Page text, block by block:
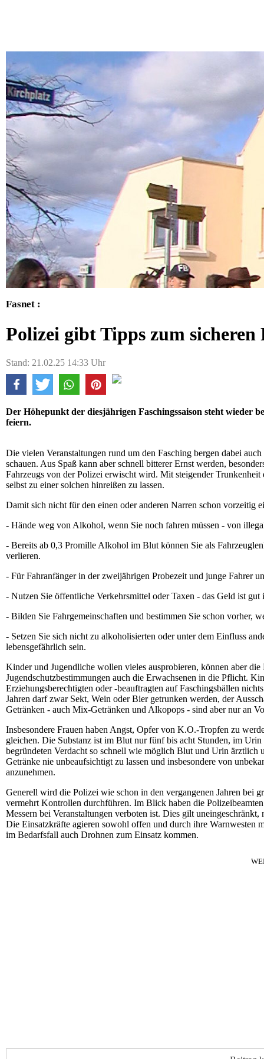
Fasnet :
Polizei gibt Tipps zum sicheren
Stand: 21.02.25 14:33 Uhr
Der Höhepunkt der diesjährigen Faschingssaison steht wieder
feiern.
Die vielen Veranstaltungen rund um den Fasching bergen dabei
schauen. Aus Spaß kann aber schnell bitterer Ernst werden,
Fahrzeugs von der Polizei erwischt wird. Mit steigender
selbst zu einer solchen hinreißen zu lassen.
Damit sich nicht für den einen oder anderen Narren schon
- Hände weg von Alkohol, wenn Sie noch fahren müssen - von
- Bereits ab 0,3 Promille Alkohol im Blut können Sie als
verlieren.
- Für Fahranfänger in der zweijährigen Probezeit und junge Fahrer
- Nutzen Sie öffentliche Verkehrsmittel oder Taxen - das Geld ist gut
- Bilden Sie Fahrgemeinschaften und bestimmen Sie schon vorher,
- Setzen Sie sich nicht zu alkoholisierten oder unter dem Einfluss
lebensgefährlich sein.
Kinder und Jugendliche wollen vieles ausprobieren, können aber
Jugendschutzbestimmungen auch die Erwachsenen in die Pflicht.
Erziehungsberechtigten oder -beauftragten auf Faschingsbällen
Jahren darf zwar Sekt, Wein oder Bier getrunken werden, der
Getränken - auch Mix-Getränken und Alkopops - sind aber nur an
Insbesondere Frauen haben Angst, Opfer von K.O.-Tropfen zu
gleichen. Die Substanz ist im Blut nur fünf bis acht Stunden, im
begründeten Verdacht so schnell wie möglich Blut und Urin
Getränke nie unbeaufsichtigt zu lassen und insbesondere von
anzunehmen.
Generell wird die Polizei wie schon in den vergangenen Jahren bei
vermehrt Kontrollen durchführen. Im Blick haben die
Messern bei Veranstaltungen verboten ist. Dies gilt
Die Einsatzkräfte agieren sowohl offen und durch ihre
im Bedarfsfall auch Drohnen zum Einsatz kommen.